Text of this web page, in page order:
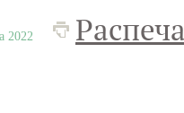
2022